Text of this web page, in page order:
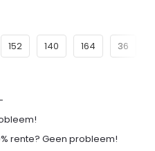
152 140 164 36
rente? Geen probleem!